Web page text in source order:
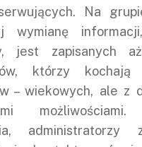
Na
wymianę
jest zapisanych
którzy
– wiekowych, ale z
administratorzy